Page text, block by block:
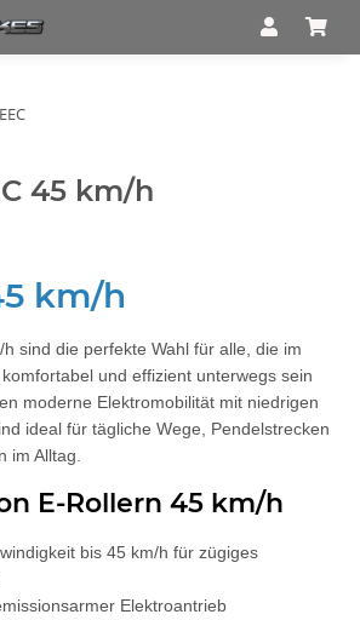
45 km/h
km/h
sind die perfekte Wahl für alle, die im
und effizient unterwegs sein
moderne Elektromobilität mit niedrigen
ideal für tägliche Wege, Pendelstrecken
im Alltag.
E-Rollern 45 km/h
bis 45 km/h für zügiges
Elektroantrieb